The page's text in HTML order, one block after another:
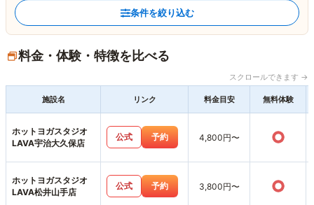
条件を絞り込む
料金・体験・特徴を比べる
スクロールできます →
施設名 リンク 料金目安 無料体験
ホットヨガスタジオ
LAVA宇治大久保店
公式 予約 4,800円〜 ○
ホットヨガスタジオ
LAVA松井山手店
公式 予約 3,800円〜 ○